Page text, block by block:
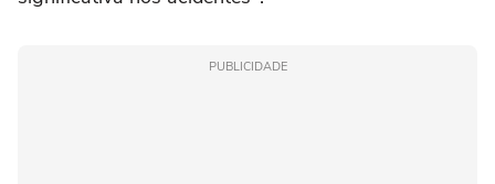
PUBLICIDADE